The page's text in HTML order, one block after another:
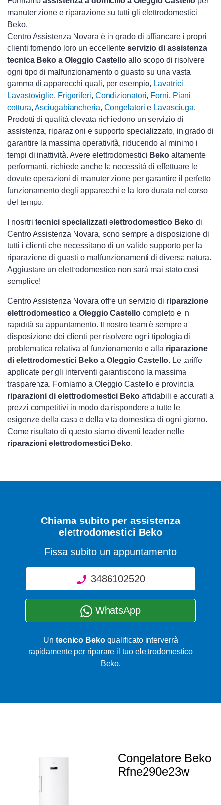
manutenzione e riparazione su tutti gli elettrodomestici
Beko.
Centro Assistenza Novara è in grado di affiancare i propri
clienti fornendo loro un eccellente servizio di assistenza
tecnica Beko a Oleggio Castello allo scopo di risolvere
ogni tipo di malfunzionamento o guasto su una vasta
gamma di apparecchi quali, per esempio, Lavatrici,
Lavastoviglie, Frigoriferi, Condizionatori, Forni, Piani
cottura, Asciugabiancheria, Congelatori e Lavasciuga.
Prodotti di qualità elevata richiedono un servizio di
assistenza, riparazioni e supporto specializzato, in grado di
garantire la massima operatività, riducendo al minimo i
tempi di inattività. Avere elettrodomestici Beko altamente
performanti, richiede anche la necessità di effettuare le
dovute operazioni di manutenzione per garantire il perfetto
funzionamento degli apparecchi e la loro durata nel corso
del tempo.
I nosrtri tecnici specializzati elettrodomestico Beko di
Centro Assistenza Novara, sono sempre a disposizione di
tutti i clienti che necessitano di un valido supporto per la
riparazione di guasti o malfunzionamenti di diversa natura.
Aggiustare un elettrodomestico non sarà mai stato così
semplice!
Centro Assistenza Novara offre un servizio di riparazione
elettrodomestico a Oleggio Castello completo e in
rapidità su appuntamento. Il nostro team è sempre a
disposizione dei clienti per risolvere ogni tipologia di
problematica relativa al funzionamento e alla riparazione
di elettrodomestici Beko a Oleggio Castello. Le tariffe
applicate per gli interventi garantiscono la massima
trasparenza. Forniamo a Oleggio Castello e provincia
riparazioni di elettrodomestici Beko affidabili e accurati a
prezzi competitivi in modo da rispondere a tutte le
esigenze della casa e della vita domestica di ogni giorno.
Come risultato di questo siamo diventi leader nelle
riparazioni elettrodomestici Beko.
Chiama subito per assistenza
elettrodomestici Beko
Fissa subito un appuntamento
3486102520
WhatsApp
Un tecnico Bekoqualificato interverrà
rapidamente per riparare il tuo elettrodomestico
Beko.
Congelatore Beko
Rfne290e23w